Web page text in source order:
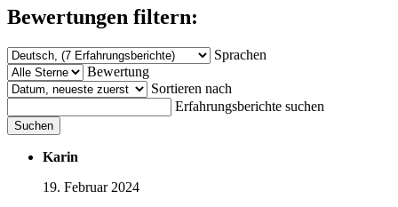
Bewertungen filtern:
Sprachen
Bewertung
Sortieren nach
Erfahrungsberichte suchen
Suchen
Karin
19. Februar 2024